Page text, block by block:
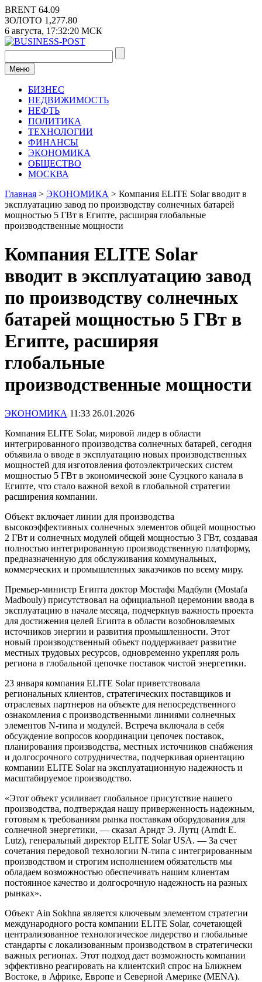
Перейти
к
содержимому
BRENT 64.09
ЗОЛОТО 1,277.80
6 августа, 17:32:20 МСК
Меню
БИЗНЕС
НЕДВИЖИМОСТЬ
НЕФТЬ
ПОЛИТИКА
ТЕХНОЛОГИИ
ФИНАНСЫ
ЭКОНОМИКА
ОБЩЕСТВО
МОСКВА
Главная > ЭКОНОМИКА > Компания ELITE Solar вводит в
эксплуатацию завод по производству солнечных батарей
мощностью 5 ГВт в Египте, расширяя глобальные
производственные мощности
Компания ELITE Solar
вводит в эксплуатацию завод
по производству солнечных
батарей мощностью 5 ГВт в
Египте, расширяя
глобальные
производственные мощности
ЭКОНОМИКА 11:33 26.01.2026
Компания ELITE Solar, мировой лидер в области
интегрированного производства солнечных батарей, сегодня
объявила о вводе в эксплуатацию новых производственных
мощностей для изготовления фотоэлектрических систем
мощностью 5 ГВт в экономической зоне Суэцкого канала в
Египте, что стало важной вехой в глобальной стратегии
расширения компании.
Объект включает линии для производства
высокоэффективных солнечных элементов общей мощностью
2 ГВт и солнечных модулей общей мощностью 3 ГВт, создавая
полностью интегрированную производственную платформу,
предназначенную для обслуживания коммунальных,
коммерческих и промышленных заказчиков по всему миру.
Премьер-министр Египта доктор Мостафа Мадбули (Mostafa
Madbouly) присутствовал на официальной церемонии ввода в
эксплуатацию в начале месяца, подчеркнув важность проекта
для достижения целей Египта в области возобновляемых
источников энергии и развития промышленности. Этот
новый производственный объект поддерживает развитие
местных трудовых ресурсов, одновременно укрепляя роль
региона в глобальной цепочке поставок чистой энергетики.
23 января компания ELITE Solar приветствовала
региональных клиентов, стратегических поставщиков и
отраслевых партнеров на объекте для непосредственного
ознакомления с производственными линиями солнечных
элементов N-типа и модулей. Встреча включала в себя
обсуждение вопросов координации цепочек поставок,
планирования производства, местных источников снабжения
и долгосрочного сотрудничества, подчеркивая ориентацию
компании ELITE Solar на эксплуатационную надежность и
масштабируемое производство.
«Этот объект усиливает глобальное присутствие нашего
производства, подтверждая нашу приверженность надежным,
готовым к требованиям рынка поставкам оборудования для
солнечной энергетики, — сказал Арндт Э. Лутц (Arndt E.
Lutz), генеральный директор ELITE Solar USA. — За счет
сочетания передовой технологии N-типа с интегрированным
производством и строгим исполнением обязательств мы
обладаем возможностью обеспечивать нашим клиентам
постоянное качество и долгосрочную надежность на разных
рынках».
Объект Ain Sokhna является ключевым элементом стратегии
международного роста компании ELITE Solar, сочетающей
централизованное технологическое лидерство и глобальные
стандарты с локализованным производством в стратегически
важных регионах. Этот подход дает возможность компании
эффективно реагировать на клиентский спрос на Ближнем
Востоке, в Африке, Европе и Северной Америке (MENA).